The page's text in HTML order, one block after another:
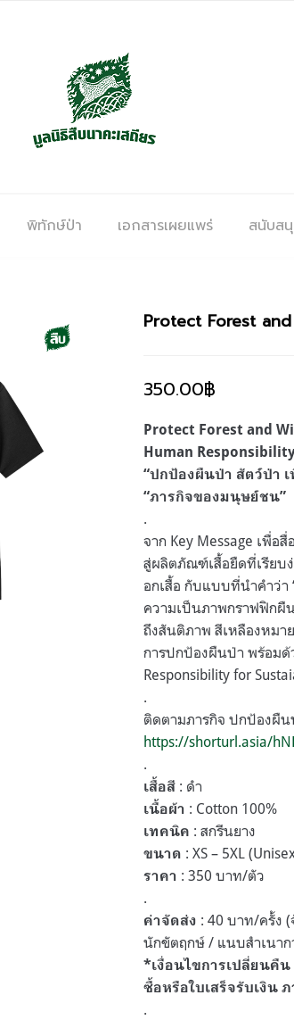
พิทักษ์ป่า เอกสารเผยแพร่ สนับส
Protect Forest
350.00฿
Protect Forest and
Human
“ปกป้องผืนป่า สัตว์ป่า
“ภารกิจของมนุษย์ชน”
.
จาก Key Message เพื่อ
สู่ผลิตภัณฑ์เสื้อยืดที่เรียบ
อกเสื้อ กับแบบที่นำคำว่า
ความเป็นภาพกราฟฟิกผื
ถึงสันติภาพ สีเหลืองหมา
การปกป้องผืนป่า พร้อมด้
Responsibility for
.
ติดตามภารกิจ ปกป้องผื
https://shorturl.asia/
.
เสื้อสี : ดำ
เนื้อผ้า : Cotton 100%
เทคนิค : สกรีนยาง
ขนาด : XS – 5XL
ราคา : 350 บาท/ตัว
.
ค่าจัดส่ง : 40 บาท/ครั้ง
นักขัตฤกษ์ / แนบสำเนาก
*เงื่อนไขการเปลี่ยนคื
ซื้อหรือใบเสร็จรับเงิน
.